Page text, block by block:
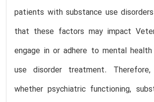
patients with substance use
that these factors may impact
engage in or adhere to mental health
use disorder treatment.
whether psychiatric functioning,